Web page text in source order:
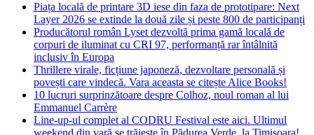
Piața locală de printare 3D iese din faza de prototipare: Next
Layer 2026 se extinde la două zile și peste 800 de participanți
Producătorul român Lyset dezvoltă prima gamă locală de
corpuri de iluminat cu CRI 97, performanță rar întâlnită
inclusiv în Europa
Thrillere virale, ficțiune japoneză, dezvoltare personală și
povești care vindecă. Vara aceasta se citește Alice Books!
10 lucruri surprinzătoare despre Colhoz, noul roman al lui
Emmanuel Carrère
Line-up-ul complet al CODRU Festival este aici. Ultimul